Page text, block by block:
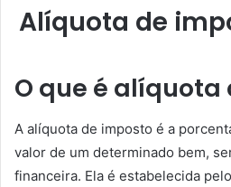
Alíquota de
O que é alíquota
A alíquota de imposto é a
valor de um determinado bem,
financeira. Ela é estabelecida